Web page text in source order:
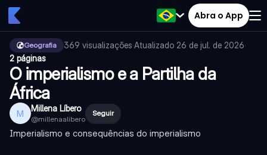
Abra o App
Geografia 369 visualizações·Atualizado 26 de jul. de 2026·
2 páginas
O imperialismo e a Partilha da
África
M Millena Líbero
@millenaalibero
Seguir
Imperialismo e consequências do imperialismo